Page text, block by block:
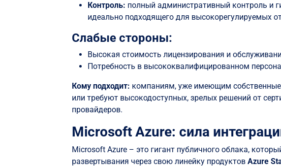
Контроль: полный административный контроль и
идеально подходящего для высокорегулируемых
Слабые стороны:
Высокая стоимость лицензирования и
Потребность в высококвалифицированном
Кому подходит: компаниям, уже имеющим
или требуют высокодоступных, зрелых решений от
провайдеров.
Microsoft Azure: сила
Microsoft Azure – это гигант публичного облака,
развертывания через свою линейку продуктовAzure